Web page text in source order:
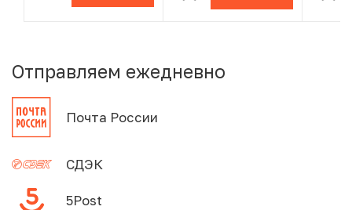
Отправляем ежедневно
Почта России
СДЭК
5Post